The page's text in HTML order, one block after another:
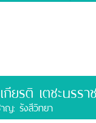
ยรติ เตชะนรราช
ญ: รังสีวิทยา